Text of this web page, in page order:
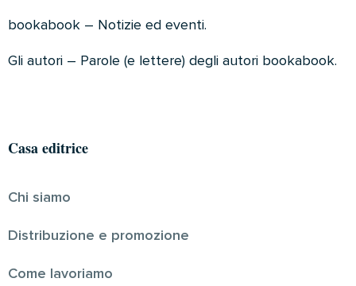
bookabook – Notizie ed eventi.
Gli autori – Parole (e lettere) degli autori bookabook.
Casa editrice
Chi siamo
Distribuzione e promozione
Come lavoriamo